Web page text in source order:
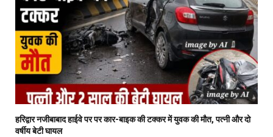
हरिद्वार नजीबाबाद हाईवे पर पर कार-बाइक की टक्कर में युवक की मौत, पत्नी और दो
वर्षीय बेटी घायल